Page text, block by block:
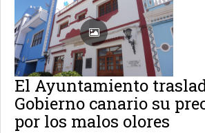
El Ayuntamiento
Gobierno canario su
por los malos olores